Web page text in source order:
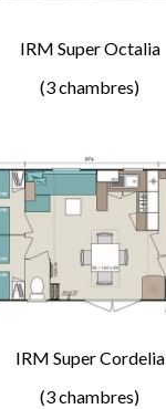
IRM Super Octalia
(3 chambres)
IRM Super Cordelia
(3 chambres)